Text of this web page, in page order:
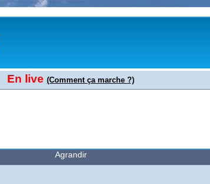
En live (Comment ça marche ?)
Agrandir